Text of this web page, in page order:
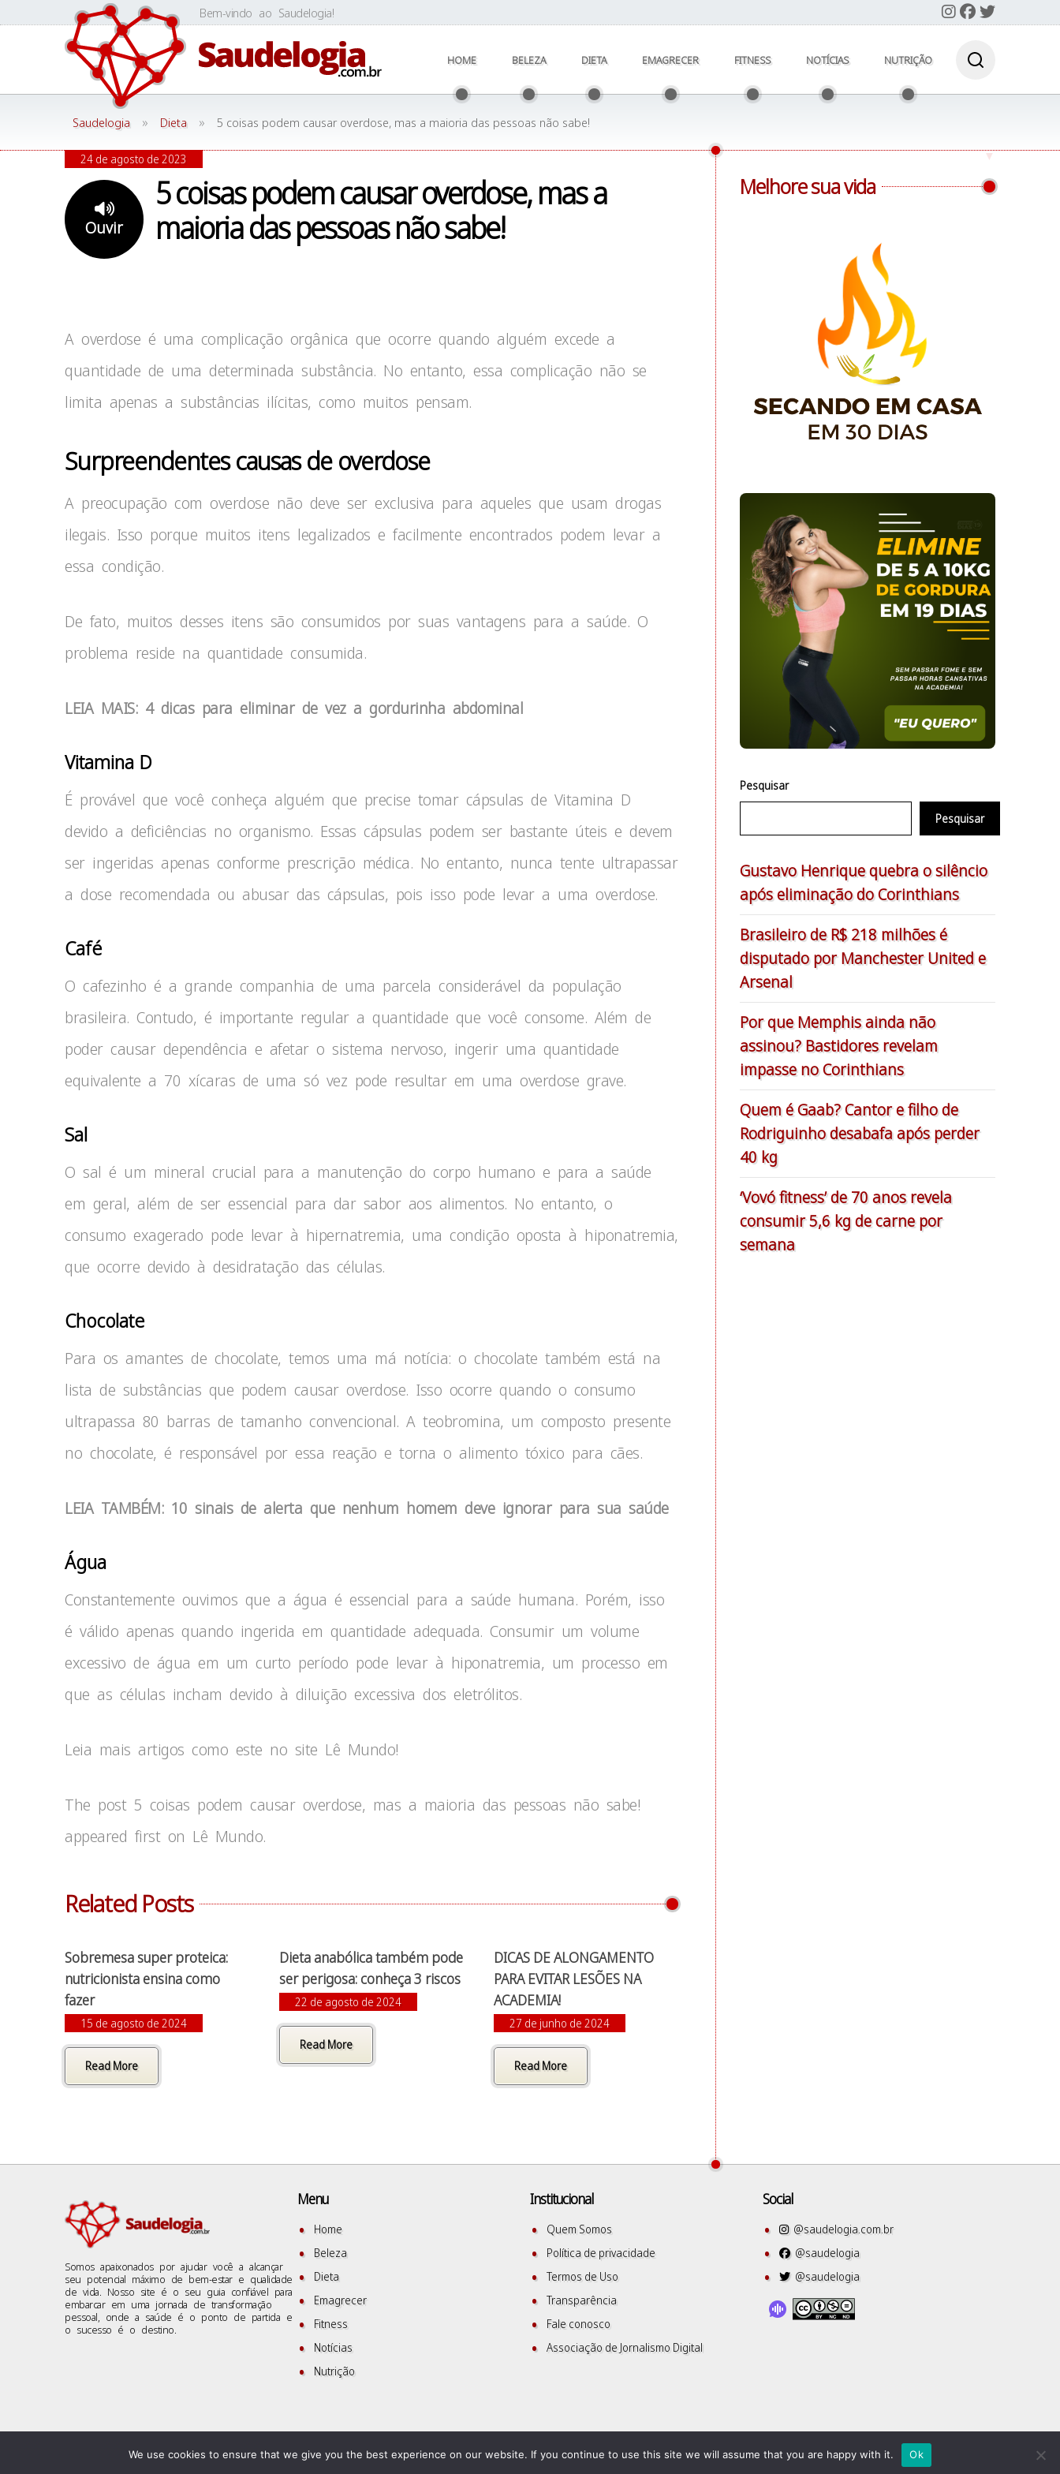
Bem-vindo ao Saudelogia!
HOME BELEZA DIETA EMAGRECER FITNESS NOTÍCIAS NUTRIÇÃO
Saudelogia » Dieta » 5 coisas podem causar overdose, mas a maioria das pessoas não sabe!
5 coisas podem causar overdose, mas a
maioria das pessoas não sabe!
Ouvir
24 de agosto de 2023
A overdose é uma complicação orgânica que ocorre quando alguém excede a
quantidade de uma determinada substância. No entanto, essa complicação não se
limita apenas a substâncias ilícitas, como muitos pensam.
Surpreendentes causas de overdose
A preocupação com overdose não deve ser exclusiva para aqueles que usam drogas
ilegais. Isso porque muitos itens legalizados e facilmente encontrados podem levar a
essa condição.
De fato, muitos desses itens são consumidos por suas vantagens para a saúde. O
problema reside na quantidade consumida.
LEIA MAIS: 4 dicas para eliminar de vez a gordurinha abdominal
Vitamina D
É provável que você conheça alguém que precise tomar cápsulas de Vitamina D
devido a deficiências no organismo. Essas cápsulas podem ser bastante úteis e devem
ser ingeridas apenas conforme prescrição médica. No entanto, nunca tente ultrapassar
a dose recomendada ou abusar das cápsulas, pois isso pode levar a uma overdose.
Café
O cafezinho é a grande companhia de uma parcela considerável da população
brasileira. Contudo, é importante regular a quantidade que você consome. Além de
poder causar dependência e afetar o sistema nervoso, ingerir uma quantidade
equivalente a 70 xícaras de uma só vez pode resultar em uma overdose grave.
Sal
O sal é um mineral crucial para a manutenção do corpo humano e para a saúde
em geral, além de ser essencial para dar sabor aos alimentos. No entanto, o
consumo exagerado pode levar à hipernatremia, uma condição oposta à hiponatremia,
que ocorre devido à desidratação das células.
Chocolate
Para os amantes de chocolate, temos uma má notícia: o chocolate também está na
lista de substâncias que podem causar overdose. Isso ocorre quando o consumo
ultrapassa 80 barras de tamanho convencional. A teobromina, um composto presente
no chocolate, é responsável por essa reação e torna o alimento tóxico para cães.
LEIA TAMBÉM: 10 sinais de alerta que nenhum homem deve ignorar para sua saúde
Água
Constantemente ouvimos que a água é essencial para a saúde humana. Porém, isso
é válido apenas quando ingerida em quantidade adequada. Consumir um volume
excessivo de água em um curto período pode levar à hiponatremia, um processo em
que as células incham devido à diluição excessiva dos eletrólitos.
Leia mais artigos como este no site Lê Mundo!
The post 5 coisas podem causar overdose, mas a maioria das pessoas não sabe!
appeared first on Lê Mundo.
Related Posts
Sobremesa super proteica:
nutricionista ensina como
fazer
15 de agosto de 2024
Read More
Dieta anabólica também pode
ser perigosa: conheça 3 riscos
22 de agosto de 2024
Read More
DICAS DE ALONGAMENTO
PARA EVITAR LESÕES NA
ACADEMIA!
27 de junho de 2024
Read More
Melhore sua vida
Pesquisar
Pesquisar
Gustavo Henrique quebra o silêncio
após eliminação do Corinthians
Brasileiro de R$ 218 milhões é
disputado por Manchester United e
Arsenal
Por que Memphis ainda não
assinou? Bastidores revelam
impasse no Corinthians
Quem é Gaab? Cantor e filho de
Rodriguinho desabafa após perder
40 kg
‘Vovó fitness’ de 70 anos revela
consumir 5,6 kg de carne por
semana
Somos apaixonados por ajudar você a alcançar
seu potencial máximo de bem-estar e qualidade
de vida. Nosso site é o seu guia confiável para
embarcar em uma jornada de transformação
pessoal, onde a saúde é o ponto de partida e
o sucesso é o destino.
Menu
Home
Beleza
Dieta
Emagrecer
Fitness
Notícias
Nutrição
Institucional
Quem Somos
Política de privacidade
Termos de Uso
Transparência
Fale conosco
Associação de Jornalismo Digital
Social
@saudelogia.com.br
@saudelogia
@saudelogia
©2026 Saudelogia | WordPress Theme bySuperbThemes
We use cookies to ensure that we give you the best experience on our website. If you continue to use this site we will assume that you are happy with it. Ok